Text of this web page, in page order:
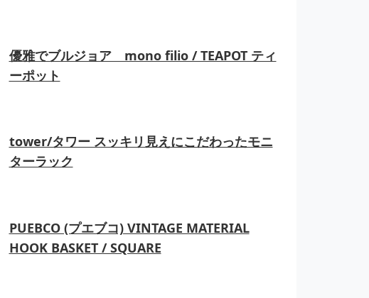
優雅でブルジョア mono filio / TEAPOT ティ
ーポット
tower/タワー スッキリ見えにこだわったモニ
ターラック
PUEBCO (プエブコ) VINTAGE MATERIAL
HOOK BASKET / SQUARE